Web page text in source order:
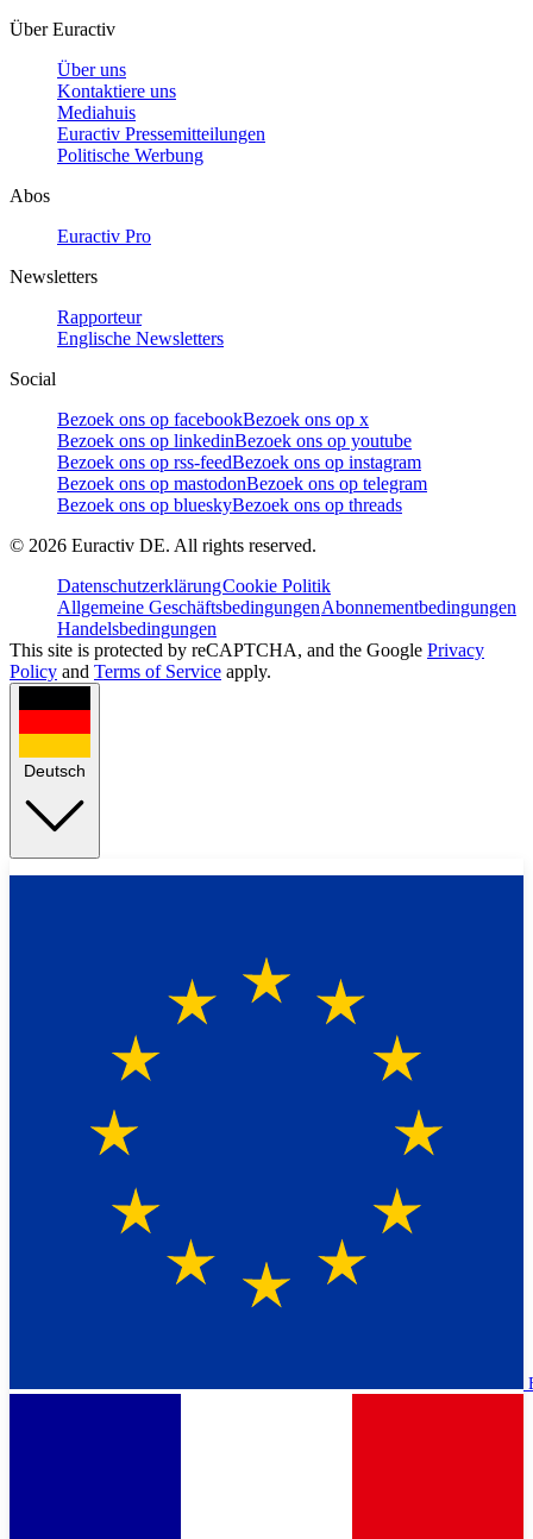
Über Euractiv
Über uns
Kontaktiere uns
Mediahuis
Euractiv Pressemitteilungen
Politische Werbung
Abos
Euractiv Pro
Newsletters
Rapporteur
Englische Newsletters
Social
Bezoek ons op facebookBezoek ons op x
Bezoek ons op linkedinBezoek ons op youtube
Bezoek ons op rss-feedBezoek ons op instagram
Bezoek ons op mastodonBezoek ons op telegram
Bezoek ons op blueskyBezoek ons op threads
© 2026 Euractiv DE. All rights reserved.
DatenschutzerklärungCookie Politik
Allgemeine GeschäftsbedingungenAbonnementbedingungen
Handelsbedingungen
This site is protected by reCAPTCHA, and the Google Privacy
Policy and Terms of Service apply.
Deutsch